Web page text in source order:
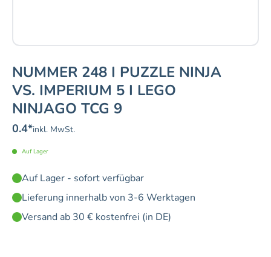
NUMMER 248 I PUZZLE NINJA
VS. IMPERIUM 5 I LEGO
NINJAGO TCG 9
0.4*inkl. MwSt.
Auf Lager
Auf Lager - sofort verfügbar
Lieferung innerhalb von 3-6 Werktagen
Versand ab 30 € kostenfrei (in DE)